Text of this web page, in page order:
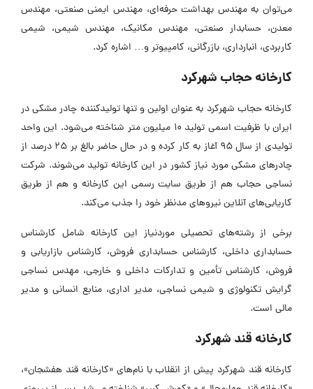
می‌توان به مهندس بهداشت حرفه‌ای، مهندس ایمنی صنعتی، مهندس
معدن، حسابدار صنعتی، مهندس مکانیک، مهندس شیمی، شیمی
کاربردی، انبارداری، بازرگانی، کامپیوتر و… اشاره کرد.
کارخانه حجاب شهرکرد
کارخانه حجاب شهرکرد به عنوان اولین و تنها تولیدکننده چادر مشکی در
ایران با ظرفیت اسمی تولید ۱۰ میلیون متر شناخته می‌شود. این واحد
تولیدی از سال ۹۵ آغاز به کار کرده و در حال حاضر بالغ بر ۲۵ درصد از
چادر‌های مشکی مورد نیاز کشور در این کارخانه تولید می‌شوند. شرکت
نساجی حجاب هم از طریق سایت رسمی این کارخانه و هم از طریق
کاریابی‌های آنلاین نیروهای مدنظر خود را جذب می‌کند.
برخی از رشته‌های تحصیلی موردنیاز این کارخانه شامل کارشناس
حسابداری داخلی، کارشناس حسابداری فروش، کارشناس بازاریابی و
فروش، کارشناس تأمین و تدارکات داخلی و خارجی، مهدس نساجی
گرایش تکنولوژی و شیمی نساجی، مدیر اداری، منابع انسانی و مدیر
مالی است.
کارخانه قند شهرکرد
کارخانه قند شهرکرد پیش از انقلاب با نام‌های «کارخانه قند هفشجان»،